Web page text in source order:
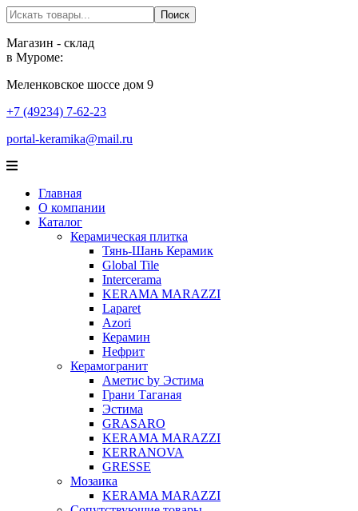
Поиск Поиск
Магазин - склад
в Муроме:
Меленковское шоссе дом 9
+7 (49234) 7-62-23
portal-keramika@mail.ru
Главная
О компании
Каталог
Керамическая плитка
Тянь-Шань Керамик
Global Tile
Intercerama
KERAMA MARAZZI
Laparet
Аzori
Керамин
Нефрит
Керамогранит
Аметис by Эстима
Грани Таганая
Эстима
GRASARO
KERAMA MARAZZI
KERRANOVA
GRESSE
Мозаика
KERAMA MARAZZI